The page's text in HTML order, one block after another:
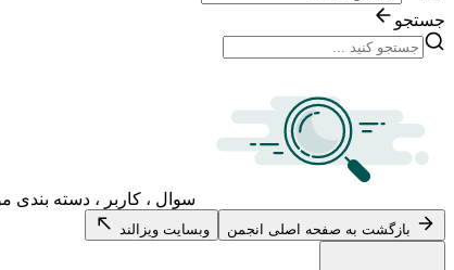
جستجو
سوال ، کاربر ، دسته بندی
بازگشت به صفحه اصلی انجمن وبسایت ویزالند